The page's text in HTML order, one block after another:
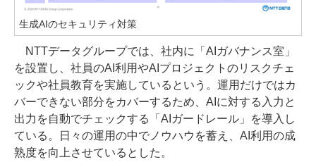
生成AIのセキュリティ対策
NTTデータグループでは、社内に「AIガバナンス室」
を設置し、社員のAI利用やAIプロジェクトのリスクチェ
ックや社員教育を実施しているという。運用だけではカ
バーできない部分をカバーするため、AIに対する入力と
出力を自動でチェックする「AIガードレール」を導入し
ている。日々の運用の中でノウハウを蓄え、AI利用の成
熟度を向上させているとした。